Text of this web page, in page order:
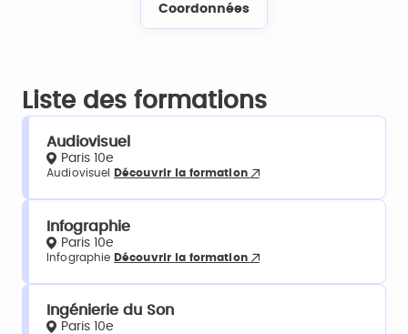
Coordonnées
Liste des formations
Audiovisuel
Paris 10e
Audiovisuel Découvrir la formation
Infographie
Paris 10e
Infographie Découvrir la formation
Ingénierie du Son
Paris 10e